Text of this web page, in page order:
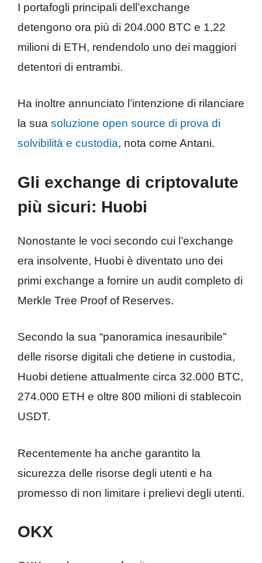
I portafogli principali dell’exchange
detengono ora più di 204.000 BTC e 1,22
milioni di ETH, rendendolo uno dei maggiori
detentori di entrambi.
Ha inoltre annunciato l’intenzione di rilanciare
la sua soluzione open source di prova di
solvibilità e custodia, nota come Antani.
Gli exchange di criptovalute
più sicuri: Huobi
Nonostante le voci secondo cui l’exchange
era insolvente, Huobi è diventato uno dei
primi exchange a fornire un audit completo di
Merkle Tree Proof of Reserves.
Secondo la sua “panoramica inesauribile”
delle risorse digitali che detiene in custodia,
Huobi detiene attualmente circa 32.000 BTC,
274.000 ETH e oltre 800 milioni di stablecoin
USDT.
Recentemente ha anche garantito la
sicurezza delle risorse degli utenti e ha
promesso di non limitare i prelievi degli utenti.
OKX